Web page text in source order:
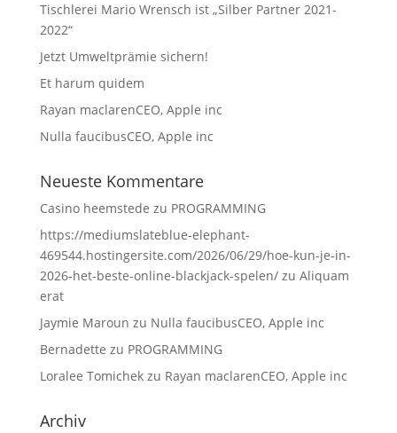
Tischlerei Mario Wrensch ist „Silber Partner 2021-
2022“
Jetzt Umweltprämie sichern!
Et harum quidem
Rayan maclarenCEO, Apple inc
Nulla faucibusCEO, Apple inc
Neueste Kommentare
Casino heemstede zu PROGRAMMING
https://mediumslateblue-elephant-
469544.hostingersite.com/2026/06/29/hoe-kun-je-in-
2026-het-beste-online-blackjack-spelen/zu Aliquam
erat
Jaymie Maroun zu Nulla faucibusCEO, Apple inc
Bernadette zu PROGRAMMING
Loralee Tomichekzu Rayan maclarenCEO, Apple inc
Archiv